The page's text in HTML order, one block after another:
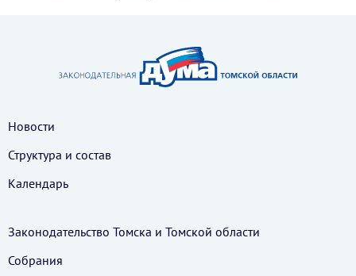
Новости
Структура и состав
Календарь
Законодательство Томска и Томской области
Собрания